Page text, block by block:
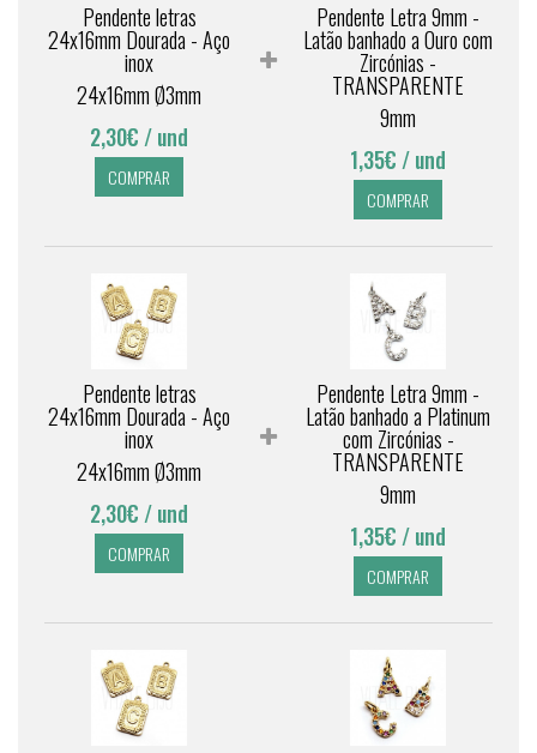
Pendente letras
24x16mm Dourada - Aço
inox
24x16mm Ø3mm
2,30€ / und
COMPRAR
Pendente Letra 9mm -
Latão banhado a Ouro com
Zircónias -
TRANSPARENTE
9mm
1,35€ / und
COMPRAR
Pendente letras
24x16mm Dourada - Aço
inox
24x16mm Ø3mm
2,30€ / und
COMPRAR
Pendente Letra 9mm -
Latão banhado a Platinum
com Zircónias -
TRANSPARENTE
9mm
1,35€ / und
COMPRAR